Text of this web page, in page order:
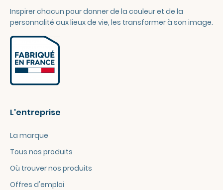
Inspirer chacun pour donner de la couleur et de la
personnalité aux lieux de vie, les transformer à son image.
L'entreprise
La marque
Tous nos produits
Où trouver nos produits
Offres d'emploi